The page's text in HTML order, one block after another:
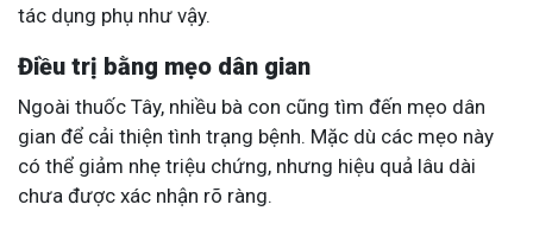
tác dụng phụ như vậy.
Điều trị bằng mẹo dân gian
Ngoài thuốc Tây, nhiều bà con cũng tìm đến mẹo dân
gian để cải thiện tình trạng bệnh. Mặc dù các mẹo này
có thể giảm nhẹ triệu chứng, nhưng hiệu quả lâu dài
chưa được xác nhận rõ ràng.